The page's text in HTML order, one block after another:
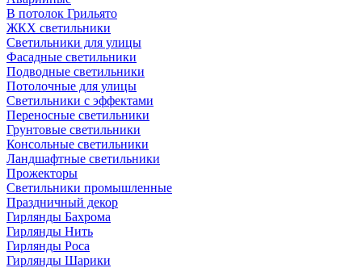
В потолок Грильято
ЖКХ светильники
Светильники для улицы
Фасадные светильники
Подводные светильники
Потолочные для улицы
Светильники с эффектами
Переносные светильники
Грунтовые светильники
Консольные светильники
Ландшафтные светильники
Прожекторы
Светильники промышленные
Праздничный декор
Гирлянды Бахрома
Гирлянды Нить
Гирлянды Роса
Гирлянды Шарики